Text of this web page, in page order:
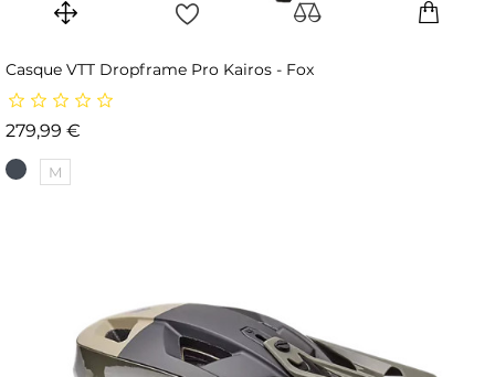
Casque VTT Dropframe Pro Kairos - Fox
279,99 €
M